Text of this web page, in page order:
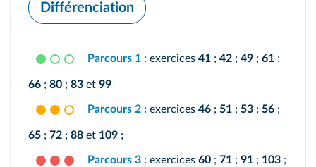
Différenciation
Parcours 1 : exercices 41 ; 42 ; 49 ; 61 ;
66 ; 80 ; 83 et 99
Parcours 2 : exercices 46 ; 51 ; 53 ; 56 ;
65 ; 72 ; 88 et 109 ;
Parcours 3 : exercices 60 ; 71 ; 91 ; 103 ;